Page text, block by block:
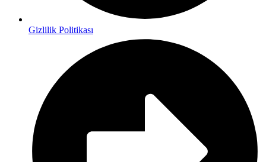
Gizlilik Politikası